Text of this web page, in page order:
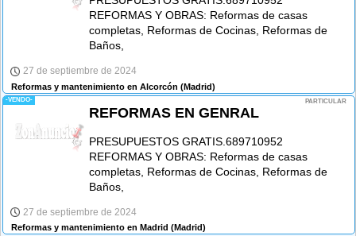
REFORMAS Y OBRAS: Reformas de casas
completas, Reformas de Cocinas, Reformas de
Baños,
27 de septiembre de 2024
Reformas y mantenimiento en Alcorcón (Madrid)
-VENDO- PARTICULAR
REFORMAS EN GENRAL
PRESUPUESTOS GRATIS.689710952
REFORMAS Y OBRAS: Reformas de casas
completas, Reformas de Cocinas, Reformas de
Baños,
27 de septiembre de 2024
Reformas y mantenimiento en Madrid (Madrid)